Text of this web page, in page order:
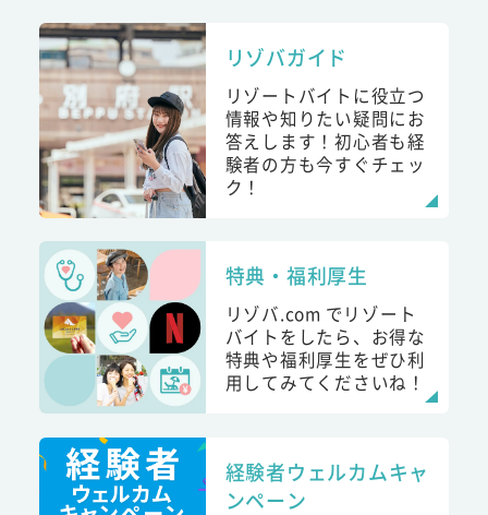
リゾバガイド
リゾートバイトに役立つ
情報や知りたい疑問にお
答えします！初心者も経
験者の方も今すぐチェッ
ク！
特典・福利厚生
リゾバ.com でリゾート
バイトをしたら、お得な
特典や福利厚生をぜひ利
用してみてくださいね！
経験者ウェルカムキャ
ンペーン